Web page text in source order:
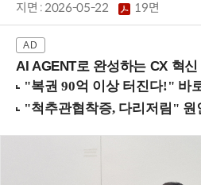
지면 :2026-05-22 19면
AI AGENT로 완성하는 CX 혁